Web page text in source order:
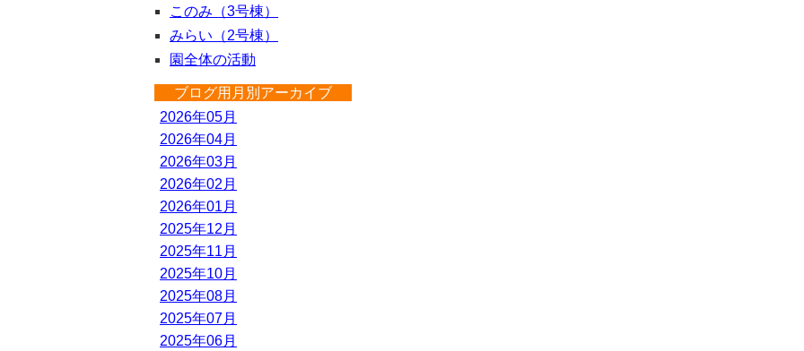
このみ（3号棟）
みらい（2号棟）
園全体の活動
ブログ用月別アーカイブ
2026年05月
2026年04月
2026年03月
2026年02月
2026年01月
2025年12月
2025年11月
2025年10月
2025年08月
2025年07月
2025年06月